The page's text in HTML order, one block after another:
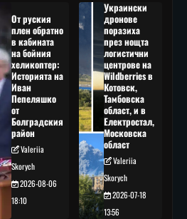
От руския
плен обратно
в кабината
на бойния
хеликоптер:
Историята на
Иван
Пепеляшко
от
Болградския
район
Valeriia
Skorych
2026-08-06
18:10
Украински
дронове
поразиха
през нощта
логистични
центрове на
Wildberries в
Котовск,
Тамбовска
област, и в
Електростал,
Московска
област
Valeriia
Skorych
2026-07-18
13:56